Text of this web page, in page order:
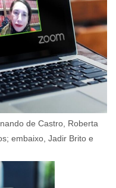
de Castro, Roberta
embaixo, Jadir Brito e